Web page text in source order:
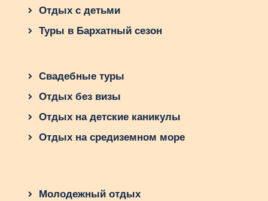
Отдых с детьми
Туры в Бархатный сезон
Свадебные туры
Отдых без визы
Отдых на детские каникулы
Отдых на средиземном море
Молодежный отдых